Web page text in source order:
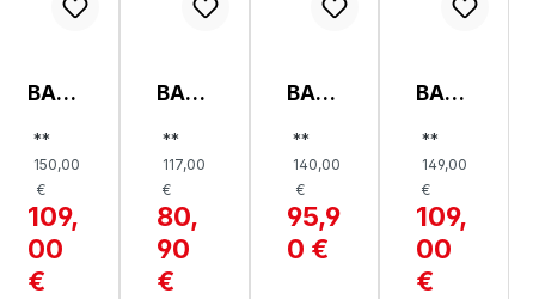
BAR
KER,
GRA
CE
**
150,00
€
109,
00
€
BAR
KER,
WIL
MA
**
117,00
€
80,
90
€
BAR
KER,
DIMA
**
140,00
€
95,9
0 €
BAR
KER,
DOLL
IE H
**
149,00
€
109,
00
€